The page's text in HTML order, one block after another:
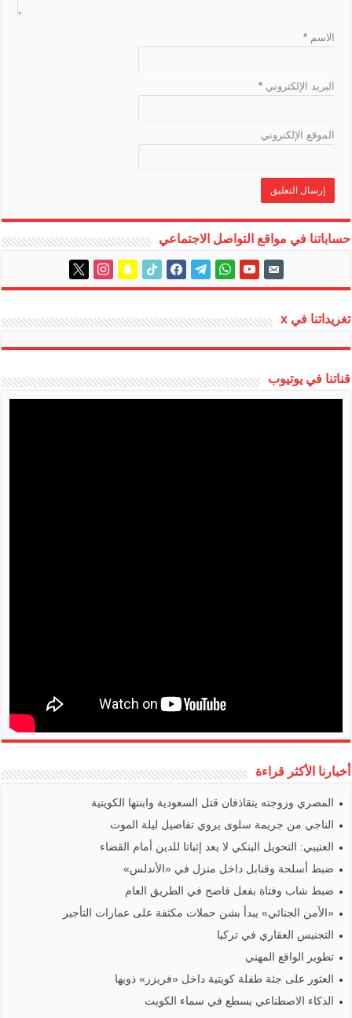
الاسم*
البريد الإلكتروني*
الموقع الإلكتروني
حساباتنا في مواقع التواصل الاجتماعي
email-
alt
youtube
whatsapp
telegram
facebook
tiktok
snapchat
instagram
x
تغريداتنا في x
قناتنا في يوتيوب
أخبارنا الأكثر قراءة
المصري وزوجته يتقاذفان قتل السعودية وابنتها الكويتية
الناجي من جريمة سلوى يروي تفاصيل ليلة الموت
العتيبي: التحويل البنكي لا يعد إثباتا للدين أمام القضاء
ضبط أسلحة وقنابل داخل منزل في «الأندلس»
ضبط شاب وفتاة بفعل فاضح في الطريق العام
«الأمن الجنائي» يبدأ بشن حملات مكثفة على عمارات التأجير
التجنيس العقاري في تركيا
تطوير الواقع المهني
العثور على جثة طفلة كويتية داخل «فريزر» ذويها
الذكاء الاصطناعي يسطع في سماء الكويت